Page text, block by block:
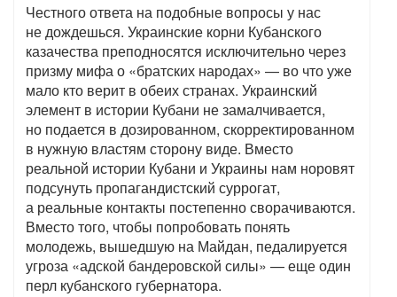
Честного ответа на подобные вопросы у нас
не дождешься. Украинские корни Кубанского
казачества преподносятся исключительно через
призму мифа о «братских народах» — во что уже
мало кто верит в обеих странах. Украинский
элемент в истории Кубани не замалчивается,
но подается в дозированном, скорректированном
в нужную властям сторону виде. Вместо
реальной истории Кубани и Украины нам норовят
подсунуть пропагандистский суррогат,
а реальные контакты постепенно сворачиваются.
Вместо того, чтобы попробовать понять
молодежь, вышедшую на Майдан, педалируется
угроза «адской бандеровской силы» — еще один
перл кубанского губернатора.